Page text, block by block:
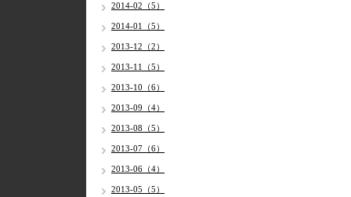
2014-02（5）
2014-01（5）
2013-12（2）
2013-11（5）
2013-10（6）
2013-09（4）
2013-08（5）
2013-07（6）
2013-06（4）
2013-05（5）